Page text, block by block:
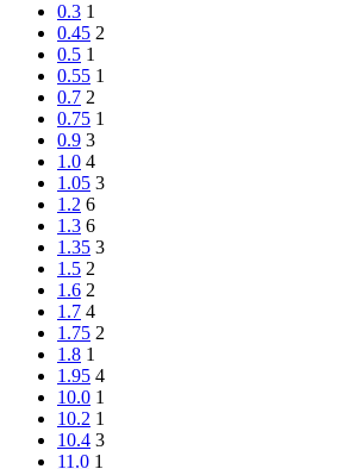
0.3 1
0.45 2
0.5 1
0.55 1
0.7 2
0.75 1
0.9 3
1.0 4
1.05 3
1.2 6
1.3 6
1.35 3
1.5 2
1.6 2
1.7 4
1.75 2
1.8 1
1.95 4
10.0 1
10.2 1
10.4 3
11.0 1